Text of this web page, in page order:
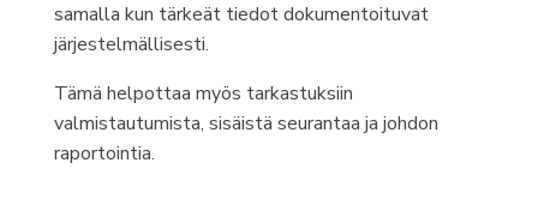
samalla kun tärkeät tiedot dokumentoituvat
järjestelmällisesti.
Tämä helpottaa myös tarkastuksiin
valmistautumista, sisäistä seurantaa ja johdon
raportointia.